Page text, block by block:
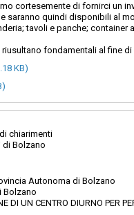
cortesemente di fornirci un
saranno quindi disponibili al
tavoli e panche;
fondamentali al fine
KB)
chiarimenti
di Bolzano
Autonoma di Bolzano
Bolzano
DI UN CENTRO DIURNO PER